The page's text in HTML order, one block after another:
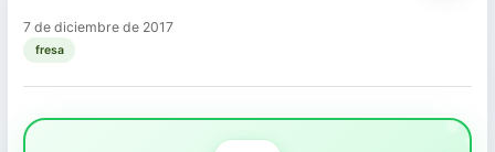
Plantas Aromáticas
7 de diciembre de 2017
fresa